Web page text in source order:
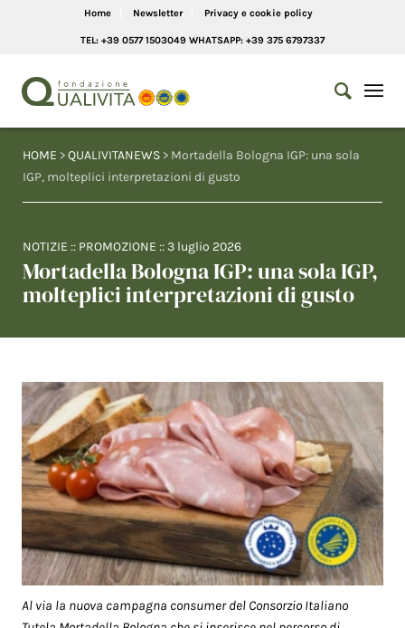
Home Newsletter Privacy e cookie policy
TEL: +39 0577 1503049 WHATSAPP: +39 375 6797337
HOME >QUALIVITANEWS > Mortadella Bologna IGP: una sola
IGP, molteplici interpretazioni di gusto
NOTIZIE :: PROMOZIONE ::3 luglio 2026
Mortadella Bologna IGP: una sola IGP,
molteplici interpretazioni di gusto
Al via la nuova campagna consumer del Consorzio Italiano